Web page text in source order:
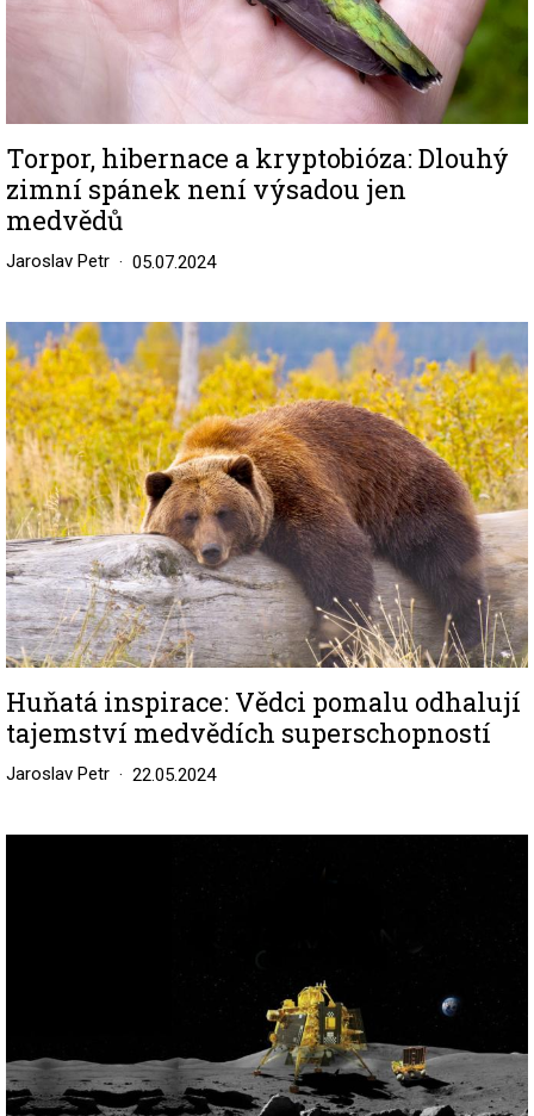
Torpor, hibernace a kryptobióza: Dlouhý
zimní spánek není výsadou jen
medvědů
Jaroslav Petr 05.07.2024
Image
Huňatá inspirace: Vědci pomalu odhalují
tajemství medvědích superschopností
Jaroslav Petr 22.05.2024